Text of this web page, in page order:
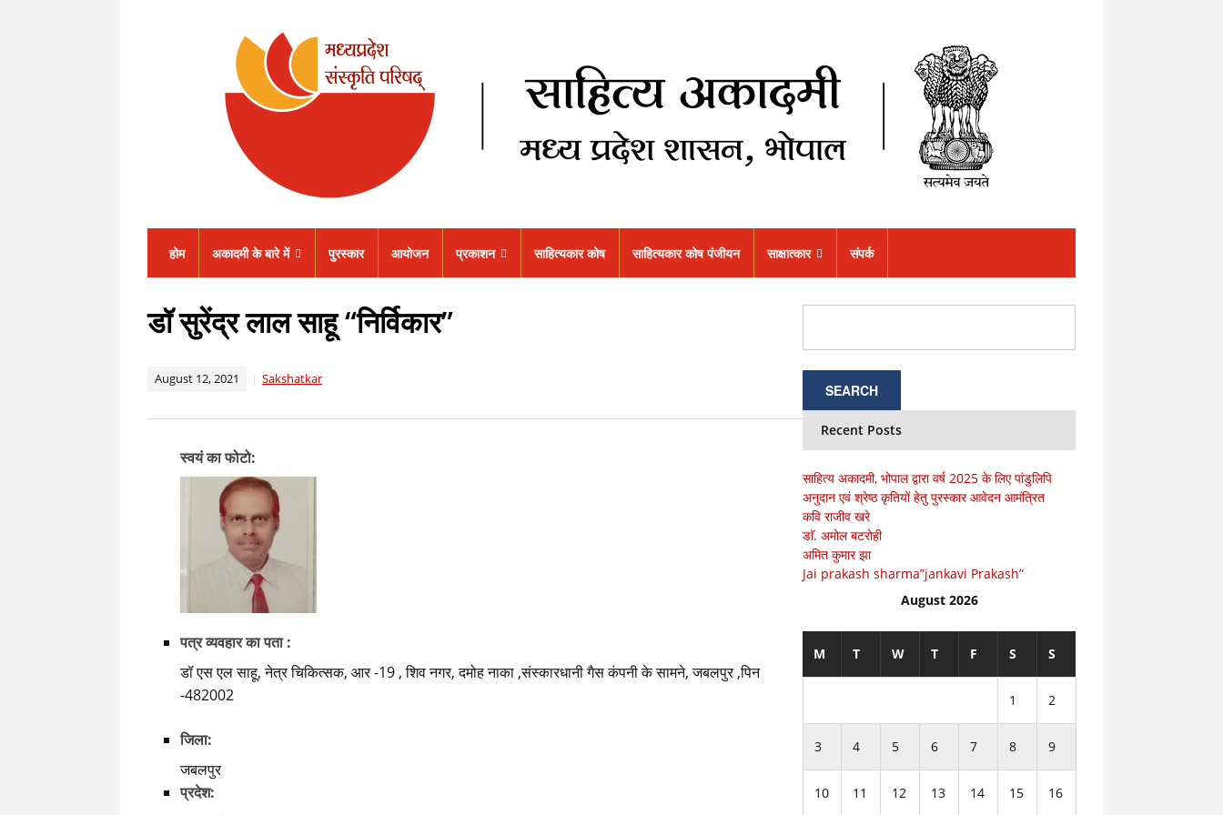
होम अकादमी के बारे में पुरस्कार आयोजन प्रकाशन साहित्यकार कोष साहित्यकार कोष पंजीयन साक्षात्कार संपर्क
डॉ सुरेंद्र लाल साहू “निर्विकार”
August 12, 2021 Sakshatkar
स्वयं का फोटो:
पत्र व्यवहार का पता :
डॉ एस एल साहू, नेत्र चिकित्सक, आर -19 , शिव नगर, दमोह नाका ,संस्कारधानी गैस कंपनी के सामने, जबलपुर ,पिन
-482002
जिला:
जबलपुर
प्रदेश:
Recent Posts
साहित्य अकादमी, भोपाल द्वारा वर्ष 2025 के लिए पांडुलिपि
अनुदान एवं श्रेष्ठ कृतियों हेतु पुरस्कार आवेदन आमंत्रित
कवि राजीव खरे
डाॅ. अमोल बटरोही
अमित कुमार झा
Jai prakash sharma”jankavi Prakash”
August 2026
M T W T F S S
1 2
3 4 5 6 7 8 9
10 11 12 13 14 15 16